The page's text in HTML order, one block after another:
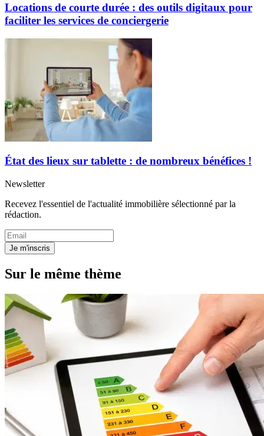
Locations de courte durée : des outils digitaux pour
faciliter les services de conciergerie
État des lieux sur tablette : de nombreux bénéfices !
Newsletter
Recevez l'essentiel de l'actualité immobilière sélectionné par la
rédaction.
Je m'inscris
Sur le même thème